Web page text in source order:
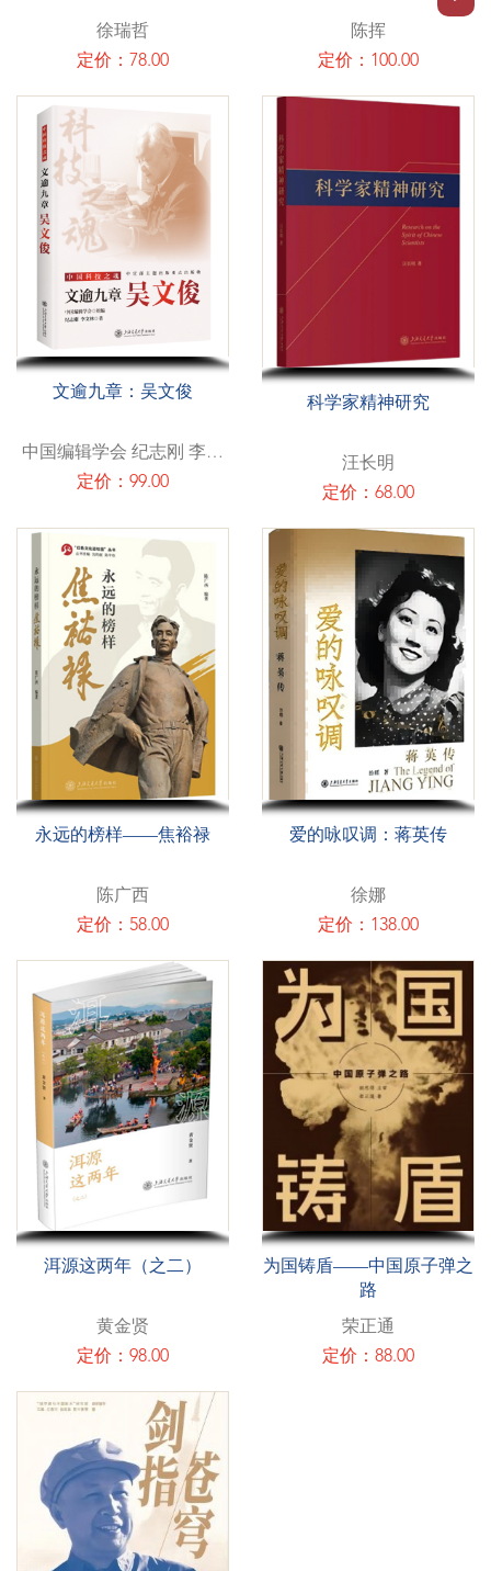
徐瑞哲
定价：78.00
陈挥
定价：100.00
文逾九章：吴文俊
中国编辑学会 纪志刚 李文
林
定价：99.00
科学家精神研究
汪长明
定价：68.00
永远的榜样——焦裕禄
陈广西
定价：58.00
爱的咏叹调：蒋英传
徐娜
定价：138.00
洱源这两年（之二）
黄金贤
定价：98.00
为国铸盾——中国原子弹之
路
荣正通
定价：88.00